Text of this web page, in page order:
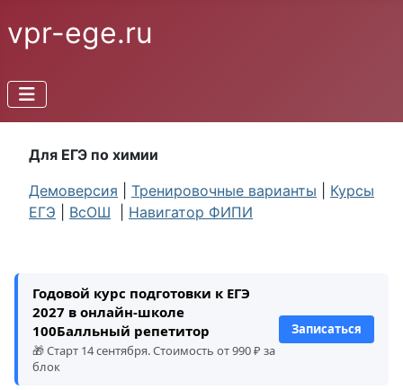
vpr-ege.ru
Для ЕГЭ по химии
Демоверсия
Тренировочные варианты
Курсы
ЕГЭ
ВсОШ Навигатор ФИПИ
Годовой курс подготовки к ЕГЭ
2027 в онлайн-школе
100Балльный репетитор
🎁 Старт 14 сентября. Стоимость от 990 ₽ за
блок
Записаться